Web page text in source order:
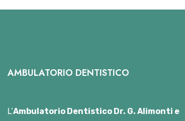
AMBULATORIO DENTISTICO
L’Ambulatorio Dentistico Dr. G. Alimonti e